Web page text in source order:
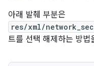
아래 발췌 부분은
res/xml/
트를 선택 해제하는 방법